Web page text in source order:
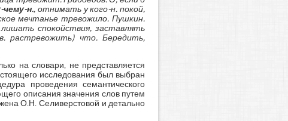
н., отнимать у кого-н. покой,
мечтанье тревожило. Пушкин.
спокойствия, заставлять
растревожить) что. Бередить,
на словари, не представляется
исследования был выбран
проведения семантического
описания значения слов путем
О.Н. Селиверстовой и детально